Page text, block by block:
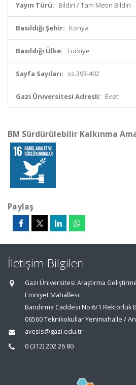
Yayın Türü: Bildiri / Tam Metin Bildiri
Basıldığı Şehir: Konya
Basıldığı Ülke: Türkiye
Sayfa Sayıları: ss.393-402
Gazi Üniversitesi Adresli: Evet
BM Sürdürülebilir Kalkınma
Paylaş
İletişim Bilgileri
Gazi Üniversitesi Araştırma
Emniyet Mahallesi
Bandırma Caddesi No:6/1 Rektörlük
06560 Teknikokullar Yenimahalle /
avesis@gazi.edu.tr
0 (312) 202 26 80